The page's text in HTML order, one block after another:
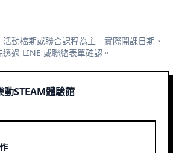
動檔期或聯合課程為主。實際開課日期、
過 LINE 或聯絡表單確認。
動STEAM體驗館